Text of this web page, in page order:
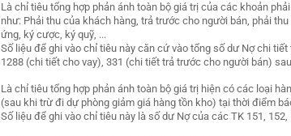
Là chỉ tiêu tổng hợp phản ánh toàn bộ giá trị của các khoản
như: Phải thu của khách hàng, trả trước cho người bán, phải
ứng, ký cược, ký quỹ, ...
Số liệu để ghi vào chỉ tiêu này căn cứ vào tổng số dư Nợ chi
1288 (chi tiết cho vay), 331 (chi tiết trả trước cho người bán)
Là chỉ tiêu tổng hợp phản ánh toàn bộ giá trị hiện có các loại
(sau khi trừ đi dự phòng giảm giá hàng tồn kho) tại thời điểm
Số liệu để ghi vào chỉ tiêu này là số dư Nợ của các TK 151,